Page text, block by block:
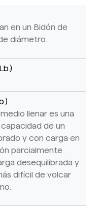
en un Bidón de
diámetro.
llenar es una
de un
y con carga en
parcialmente
desequilibrada y
difícil de volcar